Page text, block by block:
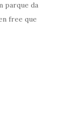
parque da
free que